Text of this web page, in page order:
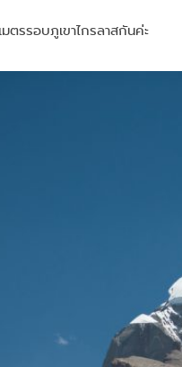
ตรรอบภูเขาไกรลาสกันค่ะ